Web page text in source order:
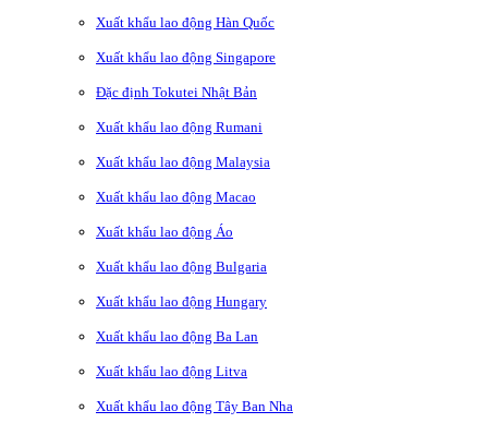
Xuất khẩu lao động Hàn Quốc
Xuất khẩu lao động Singapore
Đặc định Tokutei Nhật Bản
Xuất khẩu lao động Rumani
Xuất khẩu lao động Malaysia
Xuất khẩu lao động Macao
Xuất khẩu lao động Áo
Xuất khẩu lao động Bulgaria
Xuất khẩu lao động Hungary
Xuất khẩu lao động Ba Lan
Xuất khẩu lao động Litva
Xuất khẩu lao động Tây Ban Nha